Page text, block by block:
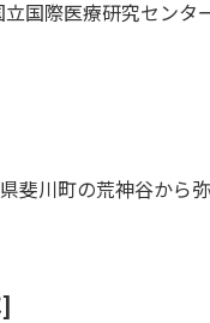
国際医療研究センタ
斐川町の荒神谷から